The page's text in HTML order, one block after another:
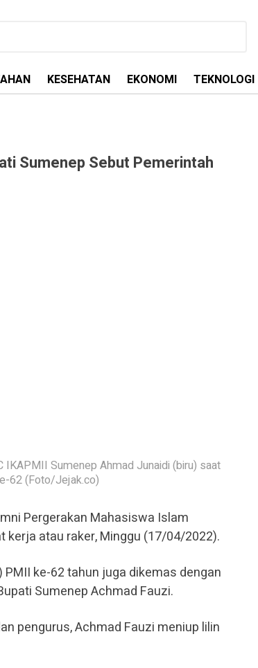
KESEHATAN EKONOMI TEKNOLOGI
Sumenep Sebut Pemerintah
Sumenep Ahmad Junaidi (biru) saat
62 (Foto/Jejak.co)
Pergerakan Mahasiswa Islam
kerja atau raker, Minggu (17/04/2022).
ke-62 tahun juga dikemas dengan
Sumenep Achmad Fauzi.
pengurus, Achmad Fauzi meniup lilin